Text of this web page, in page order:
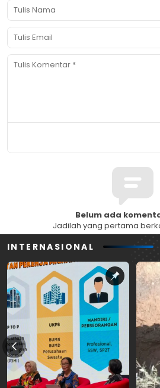
Belum ada
Jadilah yang pertama
INTERNASIONAL